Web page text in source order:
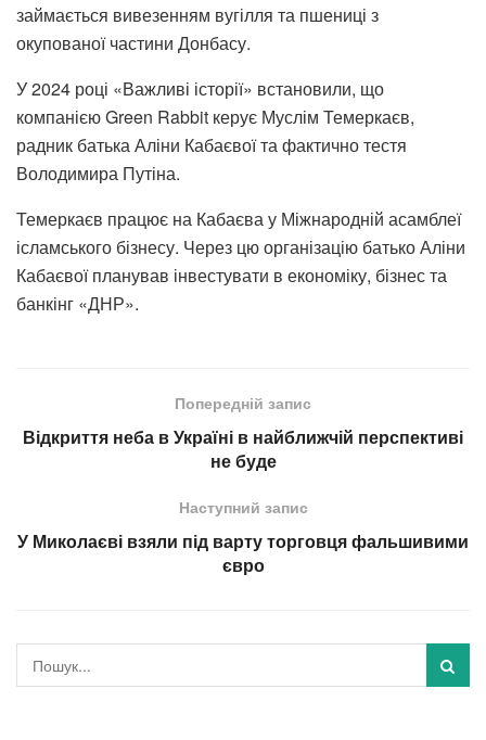
займається вивезенням вугілля та пшениці з
окупованої частини Донбасу.
У 2024 році «Важливі історії» встановили, що
компанією Green Rabbit керує Муслім Темеркаєв,
радник батька Аліни Кабаєвої та фактично тестя
Володимира Путіна.
Темеркаєв працює на Кабаєва у Міжнародній асамблеї
ісламського бізнесу. Через цю організацію батько Аліни
Кабаєвої планував інвестувати в економіку, бізнес та
банкінг «ДНР».
Попередній запис
Відкриття неба в Україні в найближчій перспективі
не буде
Наступний запис
У Миколаєві взяли під варту торговця фальшивими
євро